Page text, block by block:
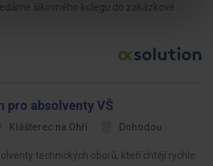
šikovného kolegu do zakázkové
pro absolventy VŠ
Klášterec na Ohří Dohodou
technických oborů, kteří chtějí rychle